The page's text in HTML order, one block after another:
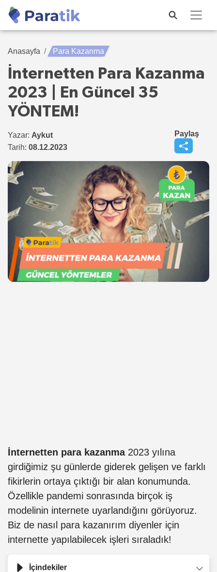
Anasayfa Para Kazanma
İnternetten Para Kazanma
2023 | En Güncel 35
YÖNTEM!
Yazar: Aykut
Tarih: 08.12.2023
Paylaş
İnternetten para kazanma 2023 yılına
girdiğimiz şu günlerde giderek gelişen ve farklı
fikirlerin ortaya çıktığı bir alan konumunda.
Özellikle pandemi sonrasında birçok iş
modelinin internete uyarlandığını görüyoruz.
Biz de nasıl para kazanırım diyenler için
internette yapılabilecek işleri sıraladık!
İçindekiler